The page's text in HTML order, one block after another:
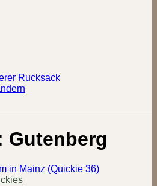
Rucksack
Gutenberg